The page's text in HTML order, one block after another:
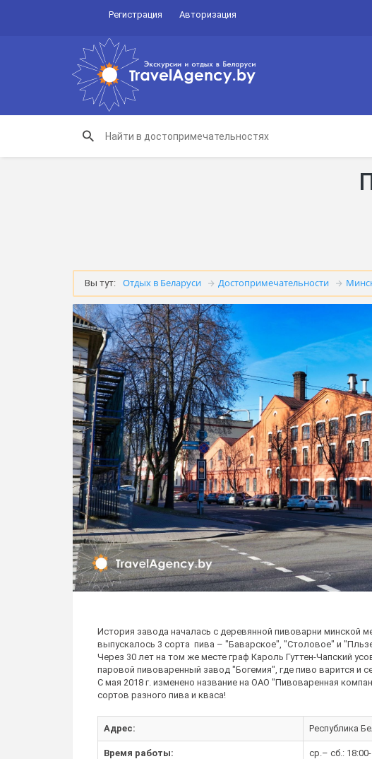
Регистрация Авторизация
Вы тут: Отдых в Беларуси Достопримечательности
История завода началась с деревянной пивоварни минской
выпускалось 3 сорта пива – "Баварское", "Столовое" и
Через 30 лет на том же месте граф Кароль Гуттен-Чапский
паровой пивоваренный завод "Богемия", где пиво варится и
С мая 2018 г. изменено название на ОАО "Пивоваренная
сортов разного пива и кваса!
Адрес: Республика
Время работы: ср.– сб.: